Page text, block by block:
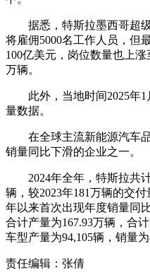
据悉，特斯拉墨西哥超
将雇佣5000名工作人员，但
100亿美元，岗位数量也上
万辆。
此外，当地时间2025年
量数据。
在全球主流新能源汽车
销量同比下滑的企业之一。
2024年全年，特斯拉共
辆，较2023年181万辆的交
年以来首次出现年度销量同
合计产量为167.93万辆，合
车型产量为94,105辆，销量为
责任编辑：张倩